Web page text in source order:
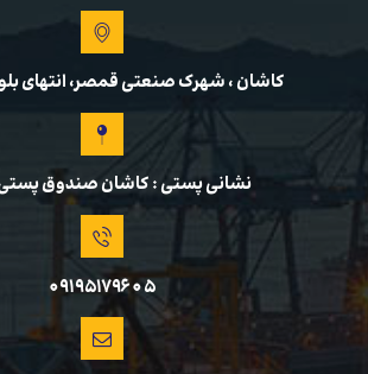
کاشان ، شهرک صنعتی قمصر، انتهای
نشانی پستی : کاشان صندوق پستی
09195179605